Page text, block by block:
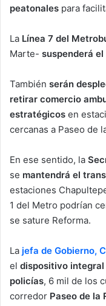
peatonales para
La Línea 7 del
Marte- suspenderá
También serán
retirar comercio
estratégicos en
cercanas a Paseo de
En ese sentido, la
se mantendrá el
estaciones
1 del Metro podrían
se sature Reforma.
La jefa de Gobierno,
el dispositivo
policías, 6 mil de los
corredor Paseo de la